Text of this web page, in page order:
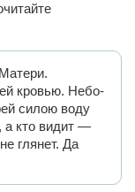
кровью. Небо-
силою воду
а кто видит —
глянет. Да